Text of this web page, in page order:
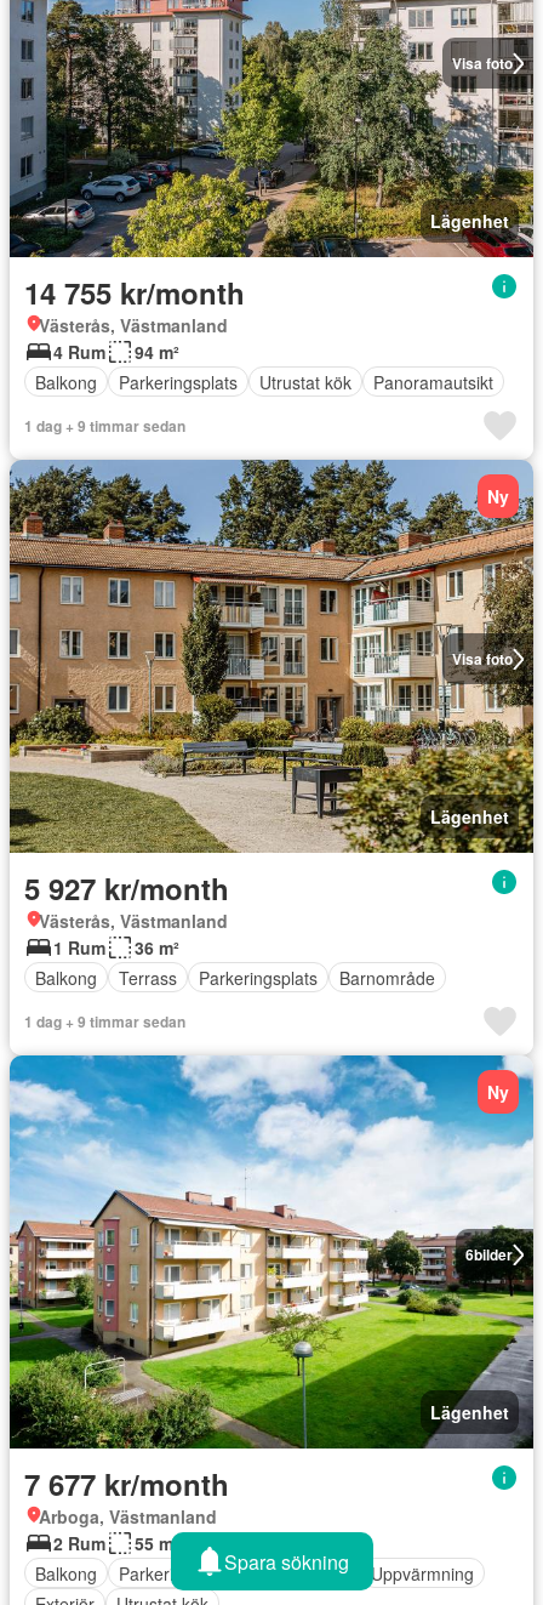
Visa foto
Lägenhet
14 755 kr/month
Västerås, Västmanland
4 Rum
94 m²
Balkong
Parkeringsplats Utrustat kök Panoramautsikt
1 dag + 9 timmar sedan
Visa foto
Ny
Lägenhet
5 927 kr/month
Västerås, Västmanland
1 Rum
36 m²
Balkong
Terrass Parkeringsplats Barnområde
1 dag + 9 timmar sedan
6bilder
Ny
Lägenhet
7 677 kr/month
Arboga, Västmanland
2 Rum
55 m²
Balkong
Parkeringsplats Drying area
Uppvärmning
Spara sökning